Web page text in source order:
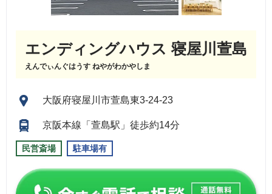
エンディングハウス 寝屋川萱島
えんでぃんぐはうす ねやがわかやしま
大阪府寝屋川市萱島東3-24-23
京阪本線「萱島駅」徒歩約14分
民営斎場 駐車場有